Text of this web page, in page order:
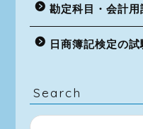
勘定科目・会計用
日商簿記検定の
Search